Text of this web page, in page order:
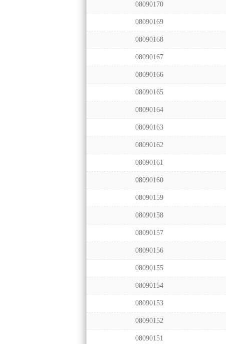
08090170
08090169
08090168
08090167
08090166
08090165
08090164
08090163
08090162
08090161
08090160
08090159
08090158
08090157
08090156
08090155
08090154
08090153
08090152
08090151